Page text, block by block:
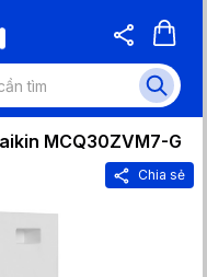
MCQ30ZVM7-G
Chia sẻ